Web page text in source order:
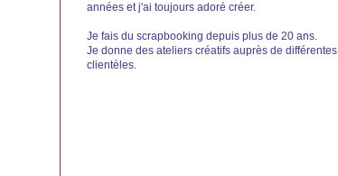
années et j'ai toujours adoré créer.
Je fais du scrapbooking depuis plus de 20 ans.
Je donne des ateliers créatifs auprès de différentes
clientèles.